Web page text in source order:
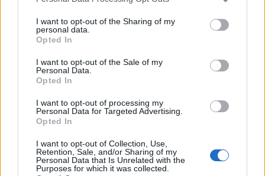
not limited to your visit or usage behaviour. You may click to
grant or deny consent to Google and its third-party tags to
use your data for below specified purposes in below Google
consent section.
I want to opt-out of the Sharing of my
personal data.
Opted In
I want to opt-out of the Sale of my
Personal Data.
Opted In
I want to opt-out of processing my
Personal Data for Targeted Advertising.
Opted In
I want to opt-out of Collection, Use,
Retention, Sale, and/or Sharing of my
Personal Data that Is Unrelated with the
Purposes for which it was collected.
támogatást nyújt a mintaprojekteket megvalósító öt hazai
múzeum számára ahhoz, hogy múzeumi eszközökkel
segítsék az ukrajnai menekülteket identitásuk
megőrzésében, kultúrájuk továbbéltetésében. A
háromnapos szakmai workshopot szervezett Szentendrén
2024 novemberében. A mintaprojektek megvalósulását
követően, júniusban egy értékelő műhelymunkára is sor
kerül a tapasztalatok megosztása céljából. A mintaprojektek